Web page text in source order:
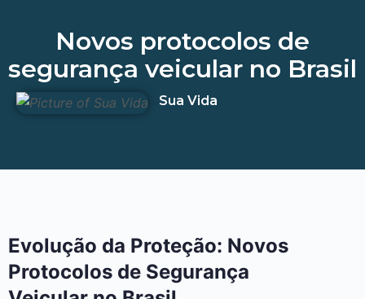
Novos protocolos de
segurança veicular no Brasil
Sua Vida
Evolução da Proteção: Novos
Protocolos de Segurança